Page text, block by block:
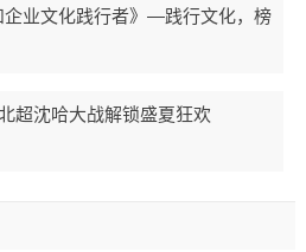
企业文化践行者》—践行文化，榜
超沈哈大战解锁盛夏狂欢